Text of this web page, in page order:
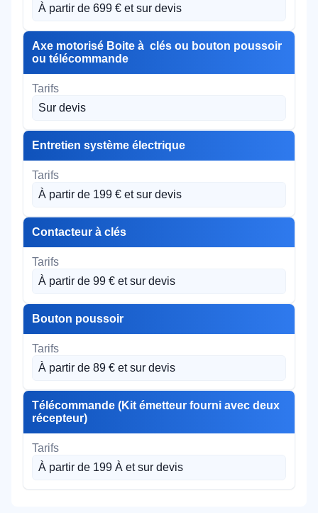
À partir de 699 € et sur devis
Axe motorisé Boite à clés ou bouton poussoir
ou télécommande
Sur devis
Entretien système électrique
À partir de 199 € et sur devis
Contacteur à clés
À partir de 99 € et sur devis
Bouton poussoir
À partir de 89 € et sur devis
Télécommande (Kit émetteur fourni avec deux
récepteur)
À partir de 199 À et sur devis